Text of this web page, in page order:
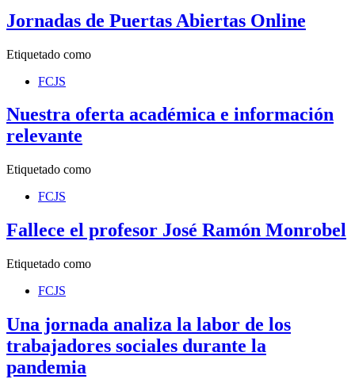
Jornadas de Puertas Abiertas Online
Etiquetado como
FCJS
Nuestra oferta académica e información
relevante
Etiquetado como
FCJS
Fallece el profesor José Ramón Monrobel
Etiquetado como
FCJS
Una jornada analiza la labor de los
trabajadores sociales durante la
pandemia